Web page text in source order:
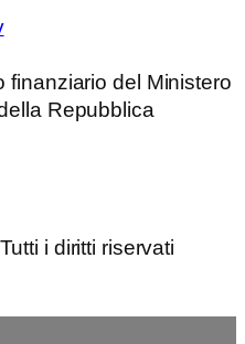
finanziario del Ministero
Repubblica
i diritti riservati